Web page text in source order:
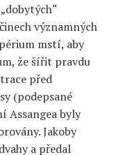
významných
mstí, aby
žešířit pravdu
před
(podepsané
Assangeabyly
Jakoby
a předal